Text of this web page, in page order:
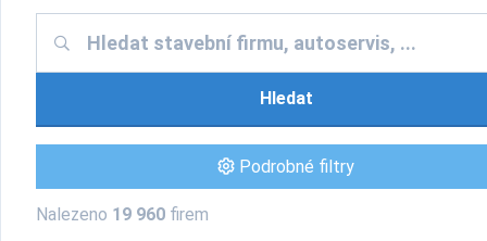
Hledat
Podrobné filtry
Nalezeno 19 960 firem